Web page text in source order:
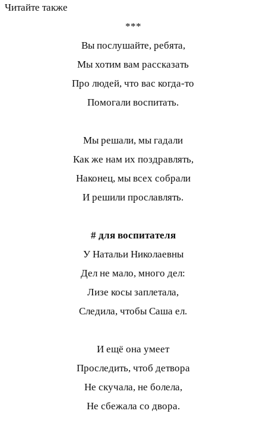
Читайте также
***
Вы послушайте, ребята,
Мы хотим вам рассказать
Про людей, что вас когда-то
Помогали воспитать.
Мы решали, мы гадали
Как же нам их поздравлять,
Наконец, мы всех собрали
И решили прославлять.
# для воспитателя
У Натальи Николаевны
Дел не мало, много дел:
Лизе косы заплетала,
Следила, чтобы Саша ел.
И ещё она умеет
Проследить, чтоб детвора
Не скучала, не болела,
Не сбежала со двора.